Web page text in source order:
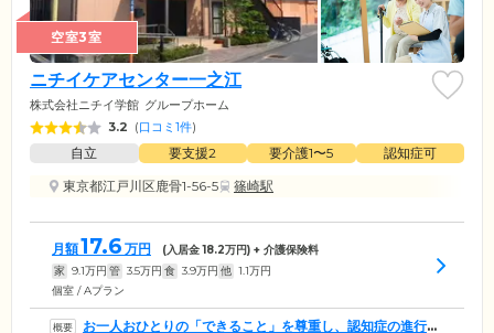
空室3室
ニチイケアセンター一之江
株式会社ニチイ学館 グループホーム
3.2 (口コミ1件)
自立 要支援2 要介護1〜5
認知症可
東京都江戸川区鹿骨1-56-5
篠崎駅
月額17.6 万円 (入居金18.2万円) + 介護保険料
家 9.1万円 管 3.5万円 食 3.9万円 他 1.1万円
個室 / Aプラン
お一人おひとりの「できること」を尊重し、認知症の進行緩